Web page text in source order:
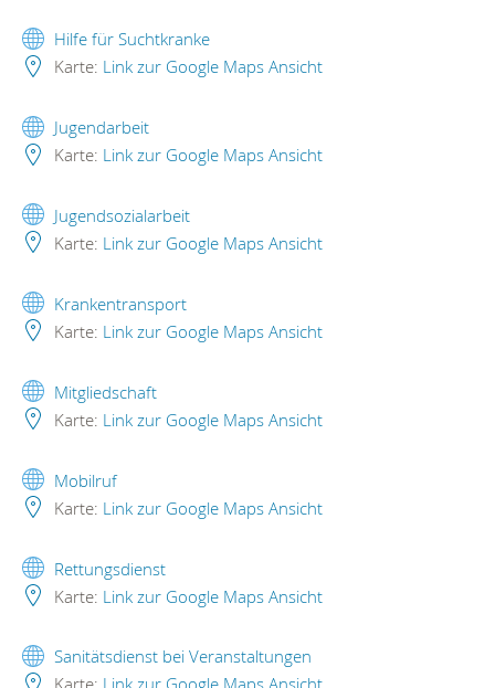
Hilfe für Suchtkranke
Karte: Link zur Google Maps Ansicht
Jugendarbeit
Karte: Link zur Google Maps Ansicht
Jugendsozialarbeit
Karte: Link zur Google Maps Ansicht
Krankentransport
Karte: Link zur Google Maps Ansicht
Mitgliedschaft
Karte: Link zur Google Maps Ansicht
Mobilruf
Karte: Link zur Google Maps Ansicht
Rettungsdienst
Karte: Link zur Google Maps Ansicht
Sanitätsdienst bei Veranstaltungen